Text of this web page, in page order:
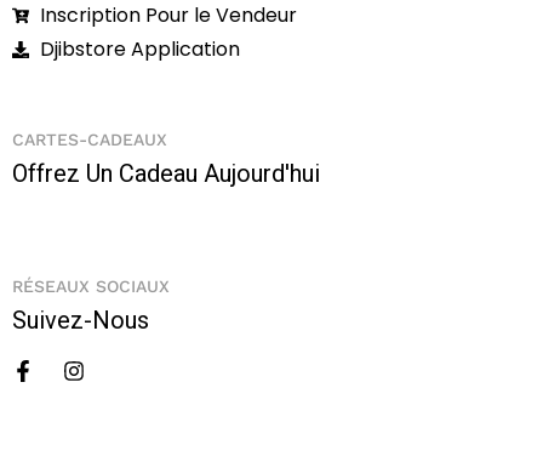
Inscription Pour le Vendeur
Djibstore Application
CARTES-CADEAUX
Offrez Un Cadeau Aujourd'hui
RÉSEAUX SOCIAUX
Suivez-Nous